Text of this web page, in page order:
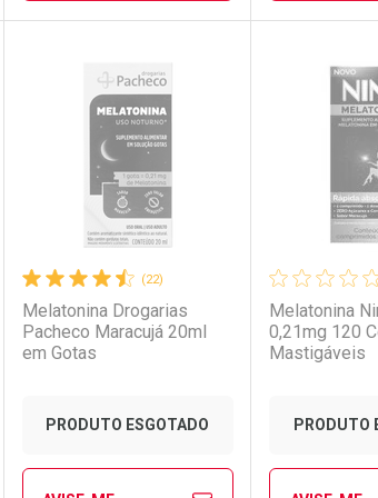
Laboratório
Ativar Desconto
Comprar sem Desconto
Por Menos
Comprar sem Desconto
Ativar
Comprar
Por
Comprar
(22)
Melatonina Drogarias
Pacheco Maracujá 20ml
em Gotas
PRODUTO ESGOTADO
Melatonina
0,21mg 120
Mastigáveis
PRODUTO